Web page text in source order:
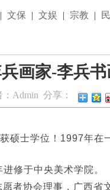
| 文保 | 文娱 | 宗教 |
画家-李兵
Admin 分享：
士学位！1997年在
修于中央美术学院。
者协会理事，广西省